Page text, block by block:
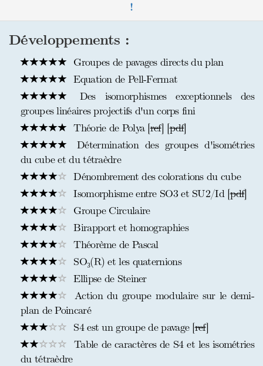
!
Développements :
Groupes de pavages directs du plan
Equation de Pell-Fermat
Des isomorphismes exceptionnels des
groupes linéaires projectifs d'un corps fini
Théorie de Polya [ref] [pdf]
Détermination des groupes d'isométries
du cube et du tétraèdre
Dénombrement des colorations du cube
Isomorphisme entre SO3 et SU2/Id [pdf]
Groupe Circulaire
Birapport et homographies
Théorème de Pascal
SO₃(R) et les quaternions
Ellipse de Steiner
Action du groupe modulaire sur le demi-
plan de Poincaré
S4 est un groupe de pavage [ref]
Table de caractères de S4 et les isométries
du tétraèdre